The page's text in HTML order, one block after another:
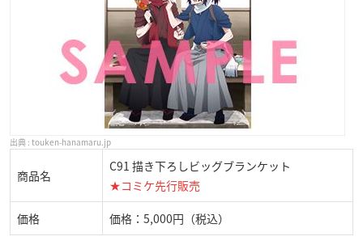
touken-hanamaru.jp
商品名
C91 描き下ろしビッグブランケット
★コミケ先行販売
価格 価格：5,000円（税込）